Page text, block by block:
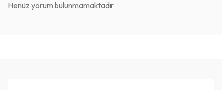
Henüz yorum bulunmamaktadır